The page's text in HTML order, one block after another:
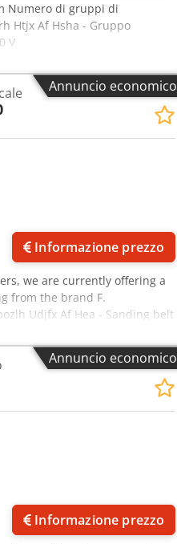
Numero di gruppi di
Htjx Af Hsha - Gruppo
V
Annuncio economico
Informazione prezzo
we are currently offering a
from the brand F.
Udjfx Af Hea - Sanding belt
speed: 18 m/s - Worktable:
port diameter: 120 mm -
990 x 850 x 1,740 mm -
sanding plate has been
been replaced as well. We
machine safety. We offer this
on the invoice. If you
Annuncio economico
Informazione prezzo